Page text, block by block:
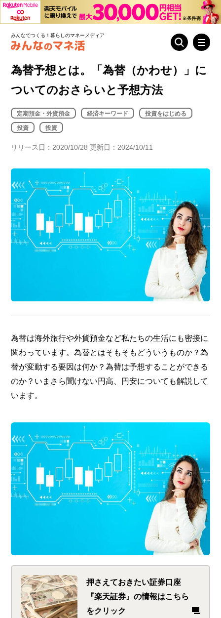
みんなでつくる！暮らしのマネーメディア
為替予想とは。「為替（かわせ）」に
ついてのおさらいと予想方法
定期預金・外貨預金 経済キーワード 投資をはじめる
投資 投資
リリース日：2020/10/28 更新日：2024/10/11
為替は海外旅行や外貨預金など私たちの生活にも密接に
関わっています。為替とはそもそもどういうものか？為
替が変動する要因は何か？為替は予想することができる
のか？いまさら聞けない円高、円安についても解説して
います。
押さえておきたい証券口座
『楽天証券』の情報はこちら
をクリック